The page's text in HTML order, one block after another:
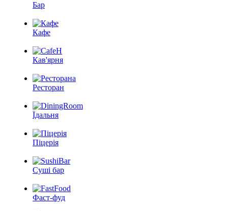
Бар
Кафе
Кав'ярня
Ресторан
Їдальня
Піцерія
Суші бар
Фаст-фуд